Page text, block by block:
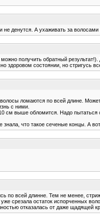
денутся. А ухаживать за
получить обратный
состоянии, но стригусь
ломаются по всей длине.
с ними.
см выше обломится. Надо пытаться
что такое сеченые концы. А вот
по всей длинне. Тем не менее,
срезала остаток испорченных
отказалась от даже